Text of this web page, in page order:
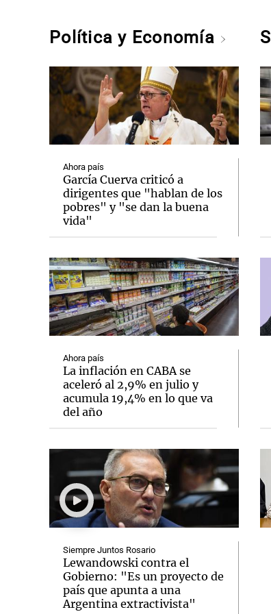
Política y Economía
Ahora país
García Cuerva criticó a
dirigentes que "hablan de los
pobres" y "se dan la buena
vida"
Ahora país
La inflación en CABA se
aceleró al 2,9% en julio y
acumula 19,4% en lo que va
del año
Siempre Juntos Rosario
Lewandowski contra el
Gobierno: "Es un proyecto de
país que apunta a una
Argentina extractivista"
Notas